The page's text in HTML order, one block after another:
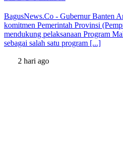
BagusNews.Co - Gubernur Banten
komitmen Pemerintah Provinsi
mendukung pelaksanaan Program
sebagai salah satu program [...]
2 hari ago